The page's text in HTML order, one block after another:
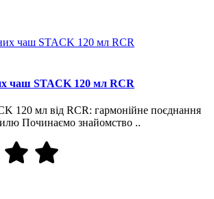
чаш STACK 120 мл RCR
120 мл від RCR: гармонійне поєднання
Починаємо знайомство ..